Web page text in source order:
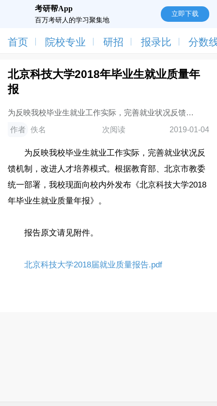
考研帮App
百万考研人的学习聚集地
立即下载
首页 院校专业 研招 报录比 分数
北京科技大学2018年毕业生就业质量年
报
为反映我校毕业生就业工作实际，完善就业状况反馈机
制，改进人才培养模式。根据教育部、北京市教委统一
部署，我校现面向校内外发布《北京科技
作者 佚名 次阅读 2019-01-04
为反映我校毕业生就业工作实际，完善就业状况反
馈机制，改进人才培养模式。根据教育部、北京市教委
统一部署，我校现面向校内外发布《北京科技大学2018
年毕业生就业质量年报》。
报告原文请见附件。
北京科技大学2018届就业质量报告.pdf